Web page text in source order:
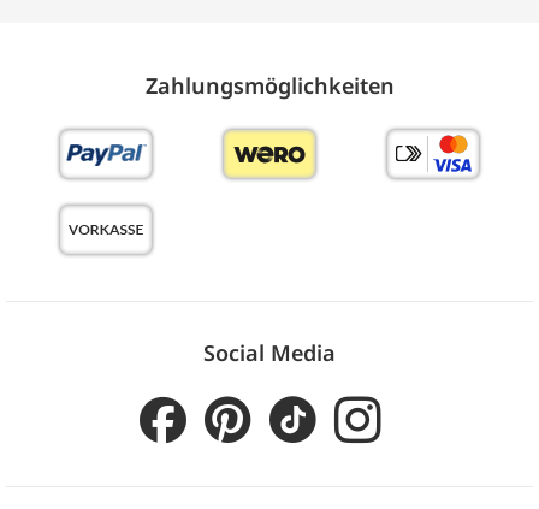
Zahlungs­möglich­keiten
Social Media